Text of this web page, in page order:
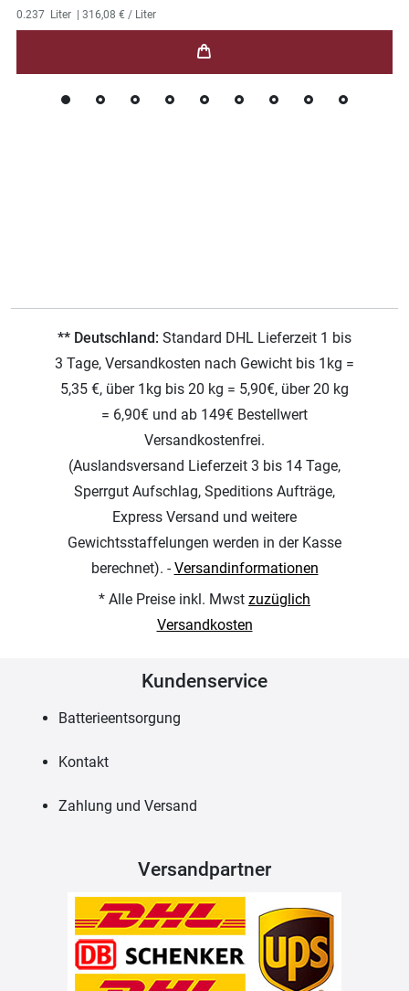
0.237 Liter | 316,08 € / Liter
** Deutschland: Standard DHL Lieferzeit 1 bis
3 Tage, Versandkosten nach Gewicht bis 1kg =
5,35 €, über 1kg bis 20 kg = 5,90€, über 20 kg
= 6,90€ und ab 149€ Bestellwert
Versandkostenfrei.
(Auslandsversand Lieferzeit 3 bis 14 Tage,
Sperrgut Aufschlag, Speditions Aufträge,
Express Versand und weitere
Gewichtsstaffelungen werden in der Kasse
berechnet). -Versandinformationen
* Alle Preise inkl. Mwst zuzüglich
Versandkosten
Kundenservice
Batterieentsorgung
Kontakt
Zahlung und Versand
Versandpartner